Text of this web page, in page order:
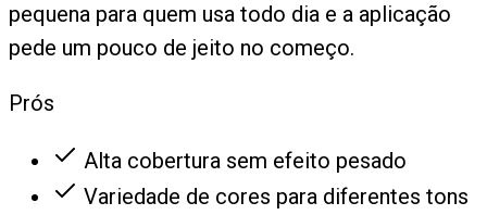
pequena para quem usa todo dia e a aplicação
pede um pouco de jeito no começo.
Prós
Alta cobertura sem efeito pesado
Variedade de cores para diferentes tons